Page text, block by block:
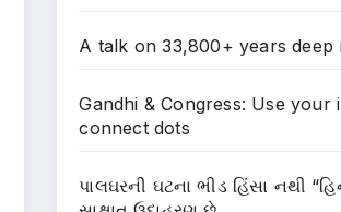
A talk on 33,800+ years deep
Gandhi & Congress: Use your
connect dots
પાલઘરની ઘટના ભીડ હિંસા નથી